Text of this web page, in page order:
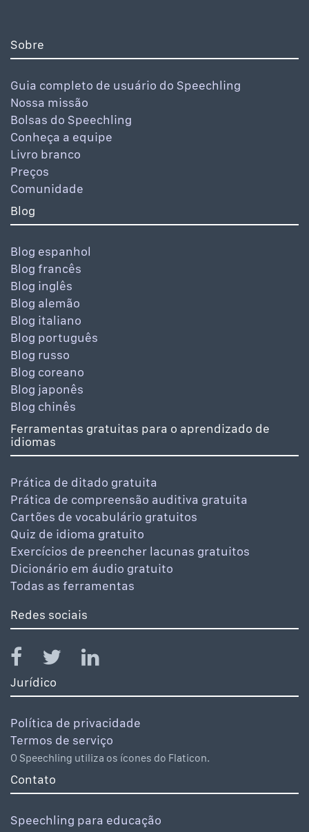
Sobre
Guia completo de usuário do Speechling
Nossa missão
Bolsas do Speechling
Conheça a equipe
Livro branco
Preços
Comunidade
Blog
Blog espanhol
Blog francês
Blog inglês
Blog alemão
Blog italiano
Blog português
Blog russo
Blog coreano
Blog japonês
Blog chinês
Ferramentas gratuitas para o aprendizado de
idiomas
Prática de ditado gratuita
Prática de compreensão auditiva gratuita
Cartões de vocabulário gratuitos
Quiz de idioma gratuito
Exercícios de preencher lacunas gratuitos
Dicionário em áudio gratuito
Todas as ferramentas
Redes sociais
Jurídico
Política de privacidade
Termos de serviço
O Speechling utiliza os ícones do Flaticon.
Contato
Speechling para educação